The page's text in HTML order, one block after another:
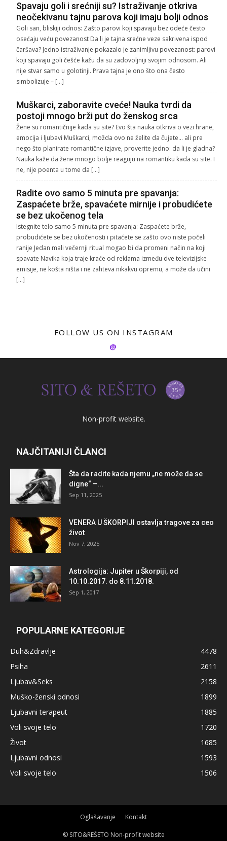
Spavaju goli i srećniji su? Istraživanje otkriva
neočekivanu tajnu parova koji imaju bolji odnos
Goli san, bliskiji odnos: Zašto parovi koji spavaju bez odeće često
osećaju veću povezanost Da li je tajna srećne veze sakrivena ispod
čaršava? Jedno istraživanje pokazalo je zanimljivu povezanost: parovi
koji spavaju goli češće kažu da su zadovoljniji svojim odnosom. Ali
nije stvar samo u golotinji. Prava tajna je ono što ona često
simbolizuje – […]
Muškarci, zaboravite cveće! Nauka tvrdi da
postoji mnogo brži put do ženskog srca
Žene su romantičnije kada su site? Evo šta nauka otkriva o vezi hrane,
emocija i ljubavi Muškarci, možda ovo ne želite da čujete… ali pre
nego što planirate romantične izjave, proverite jedno: da li je gladna?
Nauka kaže da žene mnogo bolje reaguju na romantiku kada su site. I
ne, nije poenta u tome da […]
Radite ovo samo 5 minuta pre spavanja:
Zaspaćete brže, spavaćete mirnije i probudićete
se bez ukočenog tela
Istegnite telo samo 5 minuta pre spavanja: Zaspaćete brže,
probudićete se bez ukočenosti i pitaćete se zašto ovo niste počeli
ranije Jedan mali večernji ritual mogao bi da promeni način na koji
spavate Navika koja traje kraće od reklama između dve televizijske
emisije, ne košta ništa i ne zahteva nikakvu opremu, a može da učini
[…]
FOLLOW US ON INSTAGRAM
@
Non-profit website.
NAJČITANIJI ČLANCI
Šta da radite kada njemu „ne može da se
digne“ –...
Sep 11, 2025
VENERA U ŠKORPIJI ostavlja tragove za ceo
život
Nov 7, 2025
Astrologija: Jupiter u Škorpiji, od
10.10.2017. do 8.11.2018.
Sep 1, 2017
POPULARNE KATEGORIJE
Duh&Zdravlje
4478
Psiha
2611
Ljubav&Seks
2158
Muško-ženski odnosi
1899
Ljubavni terapeut
1885
Voli svoje telo
1720
Život
1685
Ljubavni odnosi
1593
Voli svoje telo
1506
Oglašavanje Kontakt
© SITO&REŠETO Non-profit website